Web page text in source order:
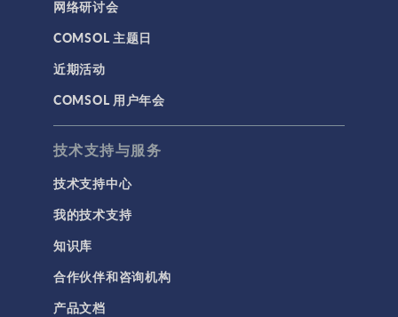
网络研讨会
COMSOL 主题日
近期活动
COMSOL 用户年会
技术支持与服务
技术支持中心
我的技术支持
知识库
合作伙伴和咨询机构
产品文档